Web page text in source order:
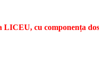
LICEU, cu componența